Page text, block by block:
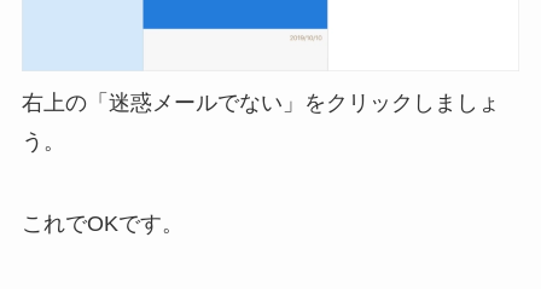
右上の「迷惑メールでない」をクリックしましょ
う。
これでOKです。